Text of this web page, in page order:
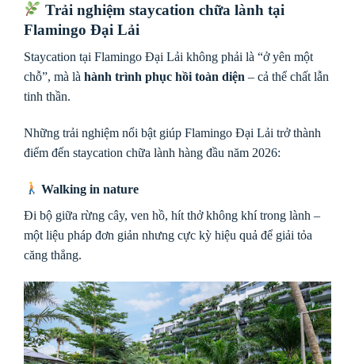
Trải nghiệm staycation chữa lành tại
Flamingo Đại Lải
Staycation tại Flamingo Đại Lải không phải là “ở yên một
chỗ”, mà là hành trình phục hồi toàn diện – cả thể chất lẫn
tinh thần.
Những trải nghiệm nổi bật giúp Flamingo Đại Lải trở thành
điểm đến staycation chữa lành hàng đầu năm 2026:
Walking in nature
Đi bộ giữa rừng cây, ven hồ, hít thở không khí trong lành –
một liệu pháp đơn giản nhưng cực kỳ hiệu quả để giải tỏa
căng thẳng.